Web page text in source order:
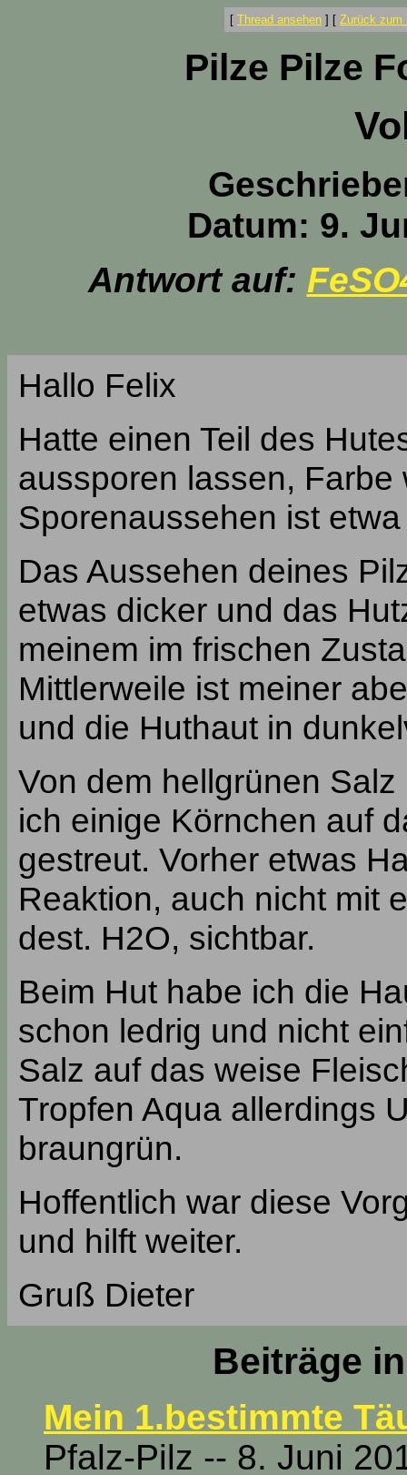
[ Thread ansehen ] [ Zurück zum
Pilze Pilze
Datum: 9.
Antwort auf:
Hallo Felix
Hatte einen Teil des
aussporen lassen, Farbe
Sporenaussehen ist
Das Aussehen deines
etwas dicker und das
meinem im frischen
Mittlerweile ist meiner
und die Huthaut in
Von dem hellgrünen
ich einige Körnchen auf
gestreut. Vorher etwas
Reaktion, auch nicht mit
dest. H2O, sichtbar.
Beim Hut habe ich die
schon ledrig und nicht
Salz auf das weise
Tropfen Aqua allerdings
braungrün.
Hoffentlich war diese
und hilft weiter.
Gruß Dieter
Beiträge
Mein 1.bestimmte
Pfalz-Pilz -- 8. Juni